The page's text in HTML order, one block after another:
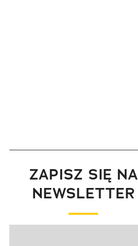
ZAPISZ SIĘ NA
NEWSLETTER